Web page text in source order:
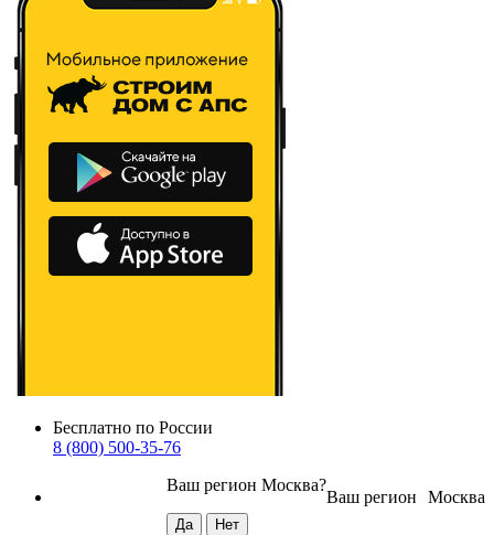
Бесплатно по России
8 (800) 500-35-76
Москва
Ваш регион
Ваш регион Москва?